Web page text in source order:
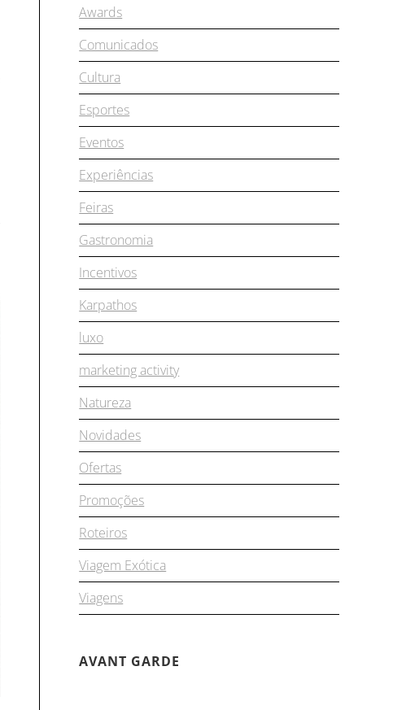
Awards
Comunicados
Cultura
Esportes
Eventos
Experiências
Feiras
Gastronomia
Incentivos
Karpathos
luxo
marketing activity
Natureza
Novidades
Ofertas
Promoções
Roteiros
Viagem Exótica
Viagens
AVANT GARDE